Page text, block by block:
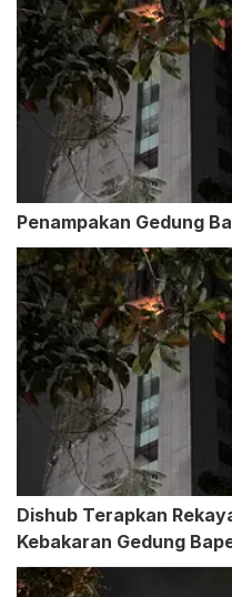
Penampakan Gedung
Dishub Terapkan
Kebakaran Gedung